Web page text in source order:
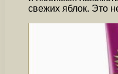
свежих яблок. Это